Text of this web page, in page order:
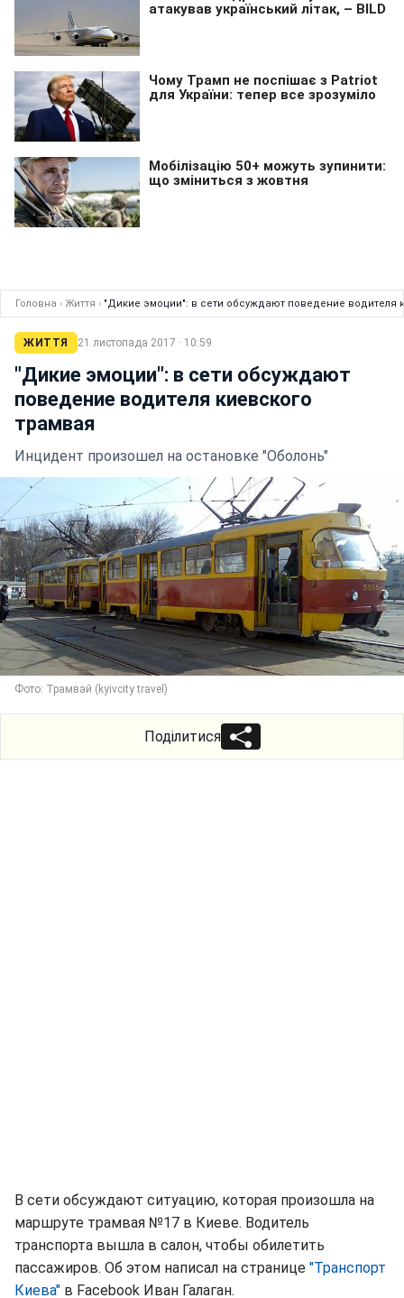
Головна › Життя › "Дикие эмоции": в сети обсуждают поведение водителя
ЖИТТЯ 21 листопада 2017 · 10:59
"Дикие эмоции": в сети обсуждают
поведение водителя киевского
трамвая
Инцидент произошел на остановке "Оболонь"
Фото: Трамвай (kyivcity travel)
Поділитися
В сети обсуждают ситуацию, которая произошла на
маршруте трамвая №17 в Киеве. Водитель
транспорта вышла в салон, чтобы обилетить
пассажиров. Об этом написал на странице "Транспорт
Киева" в Facebook Иван Галаган.